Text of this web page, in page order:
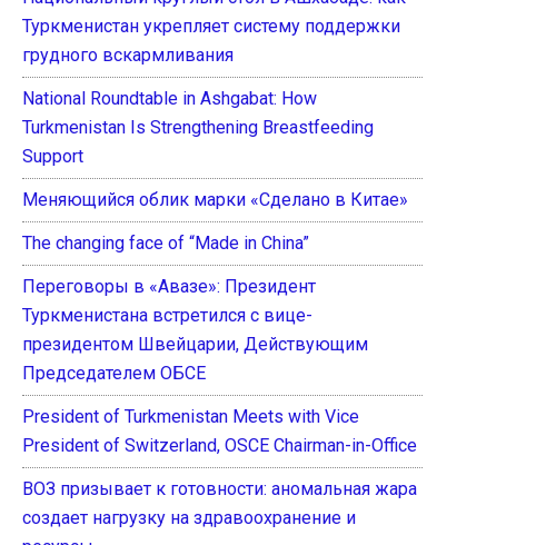
Туркменистан укрепляет систему поддержки
грудного вскармливания
National Roundtable in Ashgabat: How
Turkmenistan Is Strengthening Breastfeeding
Support
Меняющийся облик марки «Сделано в Китае»
The changing face of “Made in China”
Переговоры в «Авазе»: Президент
Туркменистана встретился с вице-
президентом Швейцарии, Действующим
Председателем ОБСЕ
President of Turkmenistan Meets with Vice
President of Switzerland, OSCE Chairman-in-Office
ВОЗ призывает к готовности: аномальная жара
создает нагрузку на здравоохранение и